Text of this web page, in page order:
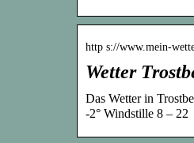
http s://www.mein-
Wetter
Das Wetter in
-2° Windstille 8 – 22